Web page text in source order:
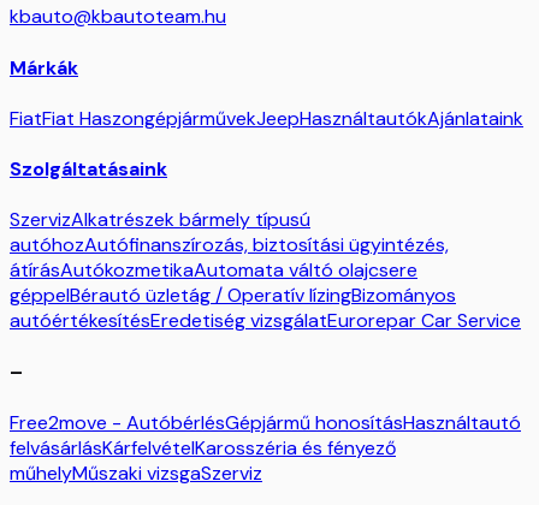
kbauto@kbautoteam.hu
Márkák
FiatFiat HaszongépjárművekJeepHasználtautókAjánlataink
Szolgáltatásaink
SzervizAlkatrészek bármely típusú
autóhozAutófinanszírozás, biztosítási ügyintézés,
átírásAutókozmetikaAutomata váltó olajcsere
géppelBérautó üzletág / Operatív lízingBizományos
autóértékesítésEredetiség vizsgálatEurorepar Car Service
–
Free2move - AutóbérlésGépjármű honosításHasználtautó
felvásárlásKárfelvételKarosszéria és fényező
műhelyMűszaki vizsgaSzerviz